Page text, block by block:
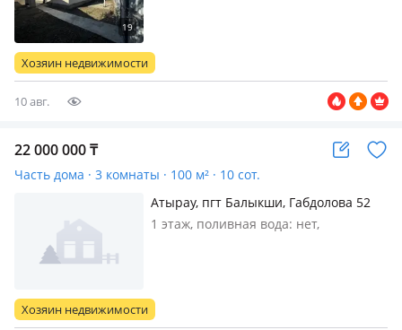
отдельный дом 2001 года постройки.
Дом был куплен в 2022 году…
Хозяин недвижимости
10 авг.
22 000 000₸
Часть дома · 3 комнаты · 100 м² · 10 сот.
Атырау, пгт Балыкши, Габдолова 52
1 этаж, поливная вода: нет,
Хозяин недвижимости